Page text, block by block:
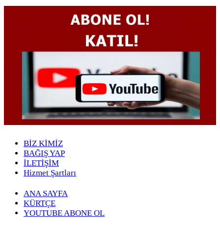
BİZ KİMİZ
BAĞIŞ YAP
İLETİŞİM
Hizmet Şartları
ANA SAYFA
KÜRTÇE
YOUTUBE ABONE OL